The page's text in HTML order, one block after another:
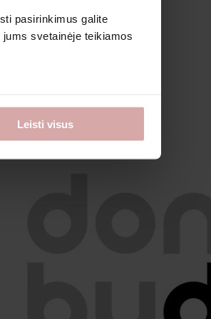
pasirinkimus galite
svetainėje teikiamos
Leisti visus